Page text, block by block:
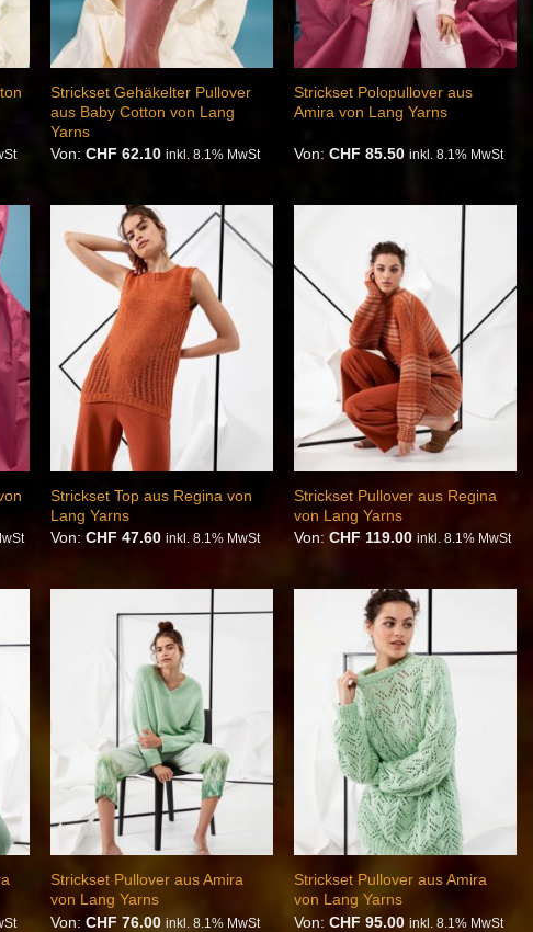
Strickset Gehäkelter Pullover
aus Baby Cotton von Lang
Yarns
Von:CHF 62.10 inkl. 8.1% MwSt
Strickset Polopullover aus
Amira von Lang Yarns
Von:CHF 85.50 inkl. 8.1% MwSt
Auf die
Wunschliste
Strickset Top aus Regina von
Lang Yarns
Von:CHF 47.60 inkl. 8.1% MwSt
Strickset Pullover aus Regina
von Lang Yarns
Von:CHF 119.00 inkl. 8.1% MwSt
Wunschliste
Strickset Pullover aus Amira
von Lang Yarns
Von:CHF 76.00 inkl. 8.1% MwSt
Auf die
Wunschliste
Strickset Pullover aus Amira
von Lang Yarns
Von:CHF 95.00 inkl. 8.1% MwSt